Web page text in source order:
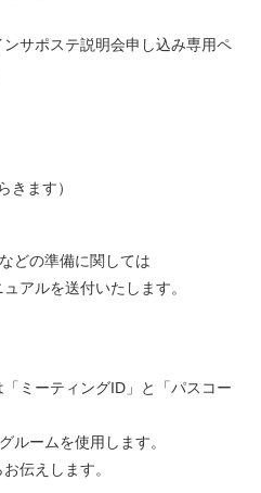
サポステ説明会申し込み専用ペ
きます）
どの準備に関しては
アルを送付いたします。
ミーティングID」と「パスコー
ルームを使用します。
伝えします。